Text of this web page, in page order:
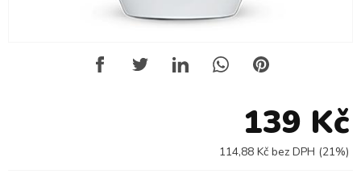
139 Kč
114,88 Kč bez DPH (21%)